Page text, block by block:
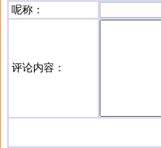
呢称：
评论内容：